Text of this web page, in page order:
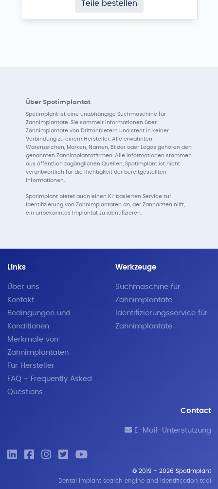
Teile bestellen
Über Spotimplantat
Spotimplant ist eine unabhängige Suchmaschine für
Zahnimplantate. Sie sammelt Informationen über
Zahnimplantate von Drittanbietern und steht in keiner
Verbindung zu einem Hersteller. Alle erwähnten
Warenzeichen, Marken, Namen, Bilder oder Logos gehören den
genannten Zahnimplantatfirmen. Alle Informationen stammen
aus öffentlich zugänglichen Quellen, Spotimplant ist nicht
verantwortlich für die Richtigkeit der bereitgestellten
Informationen.
Spotimplant bietet auch einen KI-basierten Service zur
Identifizierung von Zahnimplantaten an, der Zahnärzten hilft,
ein unbekanntes Implantat zu identifizieren.
Links
Über uns
Kontakt
Bedingungen und
Konditionen
Merkmale von
Zahnimplantaten
Für Hersteller
FAQ - Frequently Asked
Questions
Werkzeuge
Suchmaschine für
Zahnimplantate
Identifizierungsservice für
Zahnimplantate
Contact
E-Mail-Unterstützung
© 2019 - 2026 SpotImplant
Dental implant search engine and identification tool